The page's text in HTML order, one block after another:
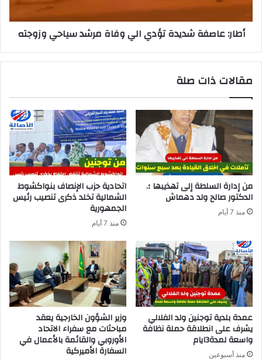
أطار: عاصفة شديدة تؤدي الي وفاة مرشد سياحي وزوجته
مقالات ذات صلة
من إدارة السلطة إلى تهذيبها ؛.
الدكتور صالح ولد دهماش
منذ 7 أيام
اتحادية حزب الإنصاف بنواكشوط
الشمالية تخلد ذكرى تنصيب رئيس
الجمهورية
منذ 7 أيام
عمدة بلدية توجنين ولد الفلالي
يشرف على انطلاقة حملة نظافة
واسعة لمدة3ايام
منذ أسبوعين
وزير الشؤون الخارجية يعقد
مباحثات مع سفراء الاتحاد
الأوروبي والقائمة بالأعمال في
السفارة الأميركية